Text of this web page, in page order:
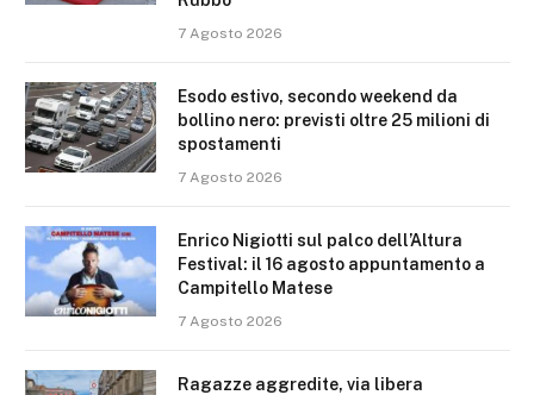
7 Agosto 2026
Esodo estivo, secondo weekend da
bollino nero: previsti oltre 25 milioni di
spostamenti
7 Agosto 2026
Enrico Nigiotti sul palco dell’Altura
Festival: il 16 agosto appuntamento a
Campitello Matese
7 Agosto 2026
Ragazze aggredite, via libera